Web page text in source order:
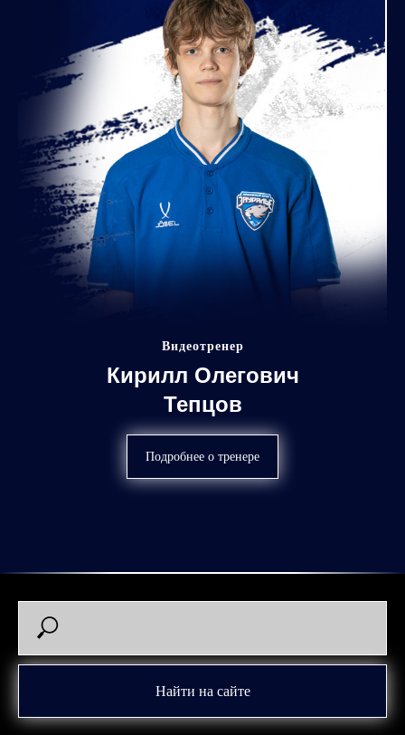
Видеотренер
Кирилл Олегович
Тепцов
Подробнее о тренере
Найти на сайте